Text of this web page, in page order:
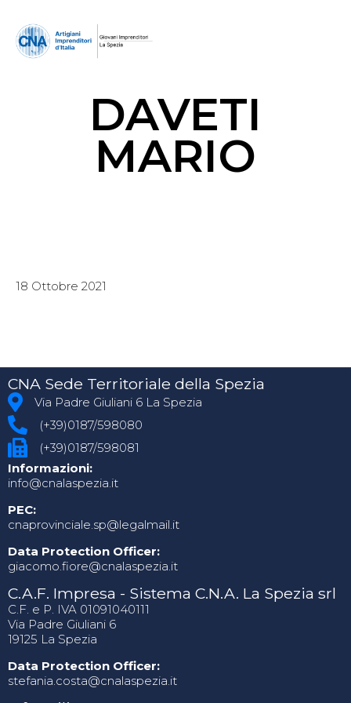
DAVETI
MARIO
18 Ottobre 2021
CNA Sede Territoriale della Spezia
Via Padre Giuliani 6 La Spezia
(+39)0187/598080
(+39)0187/598081
Informazioni:
info@cnalaspezia.it
PEC:
cnaprovinciale.sp@legalmail.it
Data Protection Officer:
giacomo.fiore@cnalaspezia.it
C.A.F. Impresa - Sistema C.N.A. La Spezia srl
C.F. e P. IVA 01091040111
Via Padre Giuliani 6
19125 La Spezia
Data Protection Officer:
stefania.costa@cnalaspezia.it